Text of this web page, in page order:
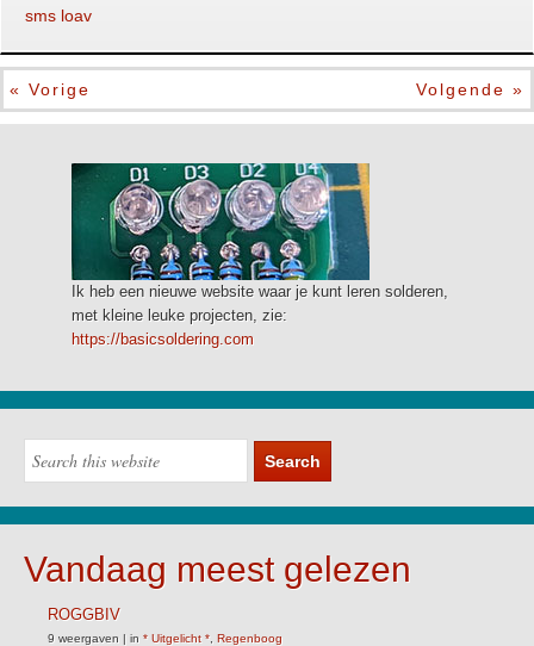
sms loav
« Vorige Volgende »
Ik heb een nieuwe website waar je kunt leren solderen,
met kleine leuke projecten, zie:
https://basicsoldering.com
Vandaag meest gelezen
ROGGBIV
9 weergaven | in * Uitgelicht * Regenboog